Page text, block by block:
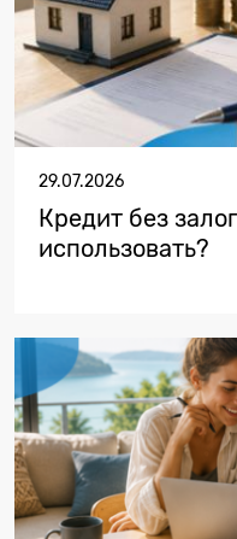
29.07.2026
Кредит без
использовать?